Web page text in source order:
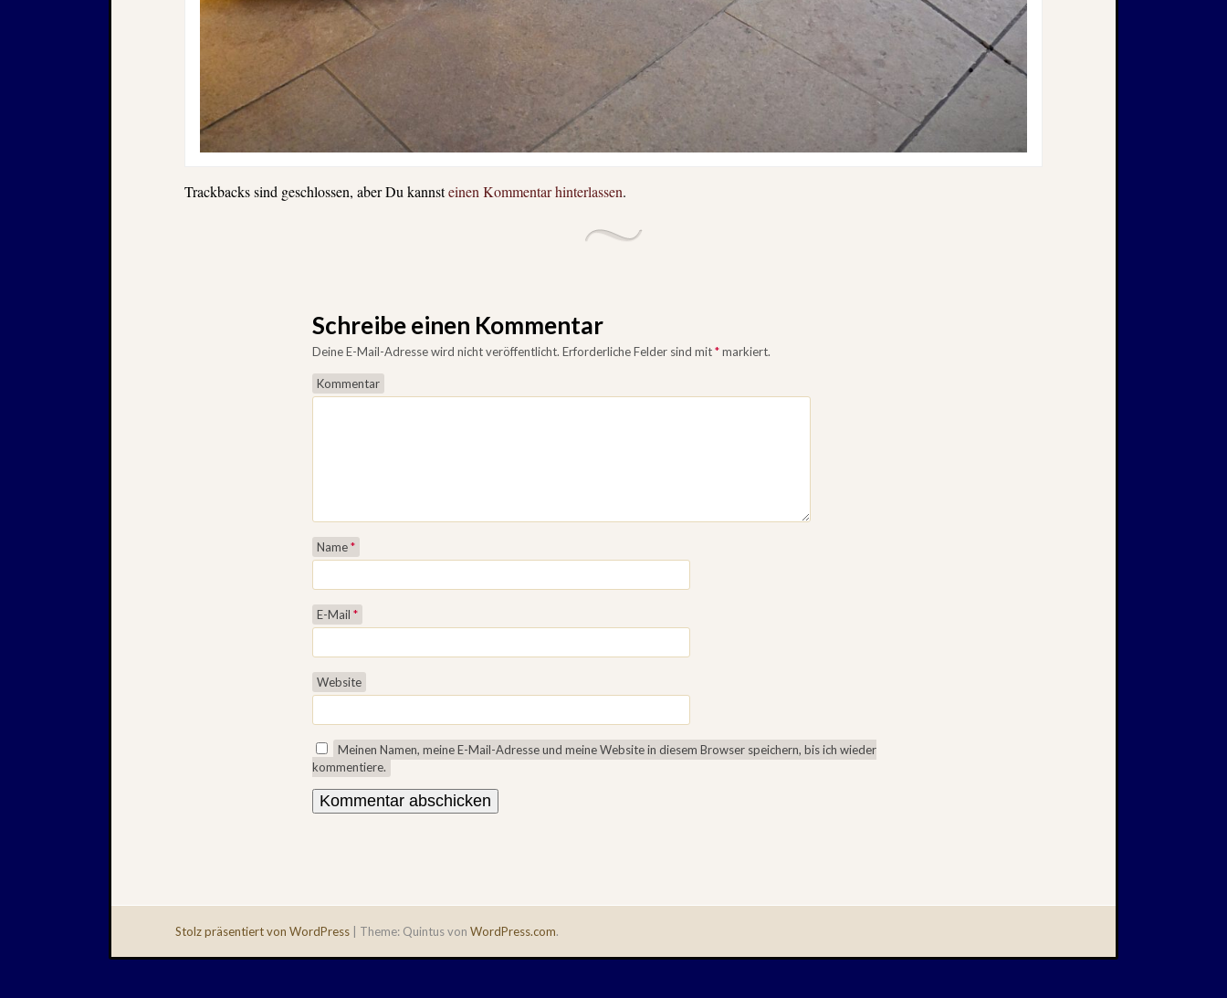
Trackbacks sind geschlossen, aber Du kannsteinen Kommentar hinterlassen.
Schreibe einen Kommentar
Deine E-Mail-Adresse wird nicht veröffentlicht. Erforderliche Felder sind mit*markiert.
Kommentar
Name*
E-Mail *
Website
Meinen Namen, meine E-Mail-Adresse und meine Website in diesem Browser speichern, bis ich wieder
kommentiere.
Stolz präsentiert von WordPress Theme: Quintus von WordPress.com.